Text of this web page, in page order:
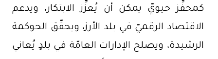
كمحفِّز حيويّ يمكن أن يُعزِّز الابتكار، ويدعم
الاقتصاد الرقميّ في بلد الأرز، ويحقّق الحوكمة
الرشيدة، ويصلح الإدارات العامّة في بلدٍ يُعاني